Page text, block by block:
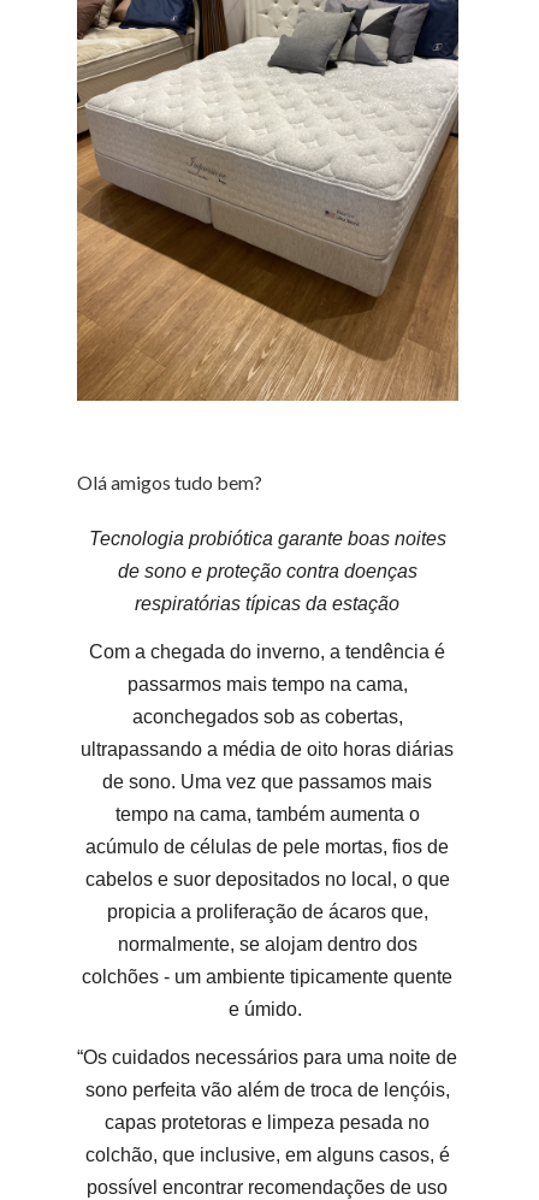
Olá amigos tudo bem?
Tecnologia probiótica garante boas noites
de sono e proteção contra doenças
respiratórias típicas da estação
Com a chegada do inverno, a tendência é
passarmos mais tempo na cama,
aconchegados sob as cobertas,
ultrapassando a média de oito horas diárias
de sono. Uma vez que passamos mais
tempo na cama, também aumenta o
acúmulo de células de pele mortas, fios de
cabelos e suor depositados no local, o que
propicia a proliferação de ácaros que,
normalmente, se alojam dentro dos
colchões - um ambiente tipicamente quente
e úmido.
“Os cuidados necessários para uma noite de
sono perfeita vão além de troca de lençóis,
capas protetoras e limpeza pesada no
colchão, que inclusive, em alguns casos, é
possível encontrar recomendações de uso